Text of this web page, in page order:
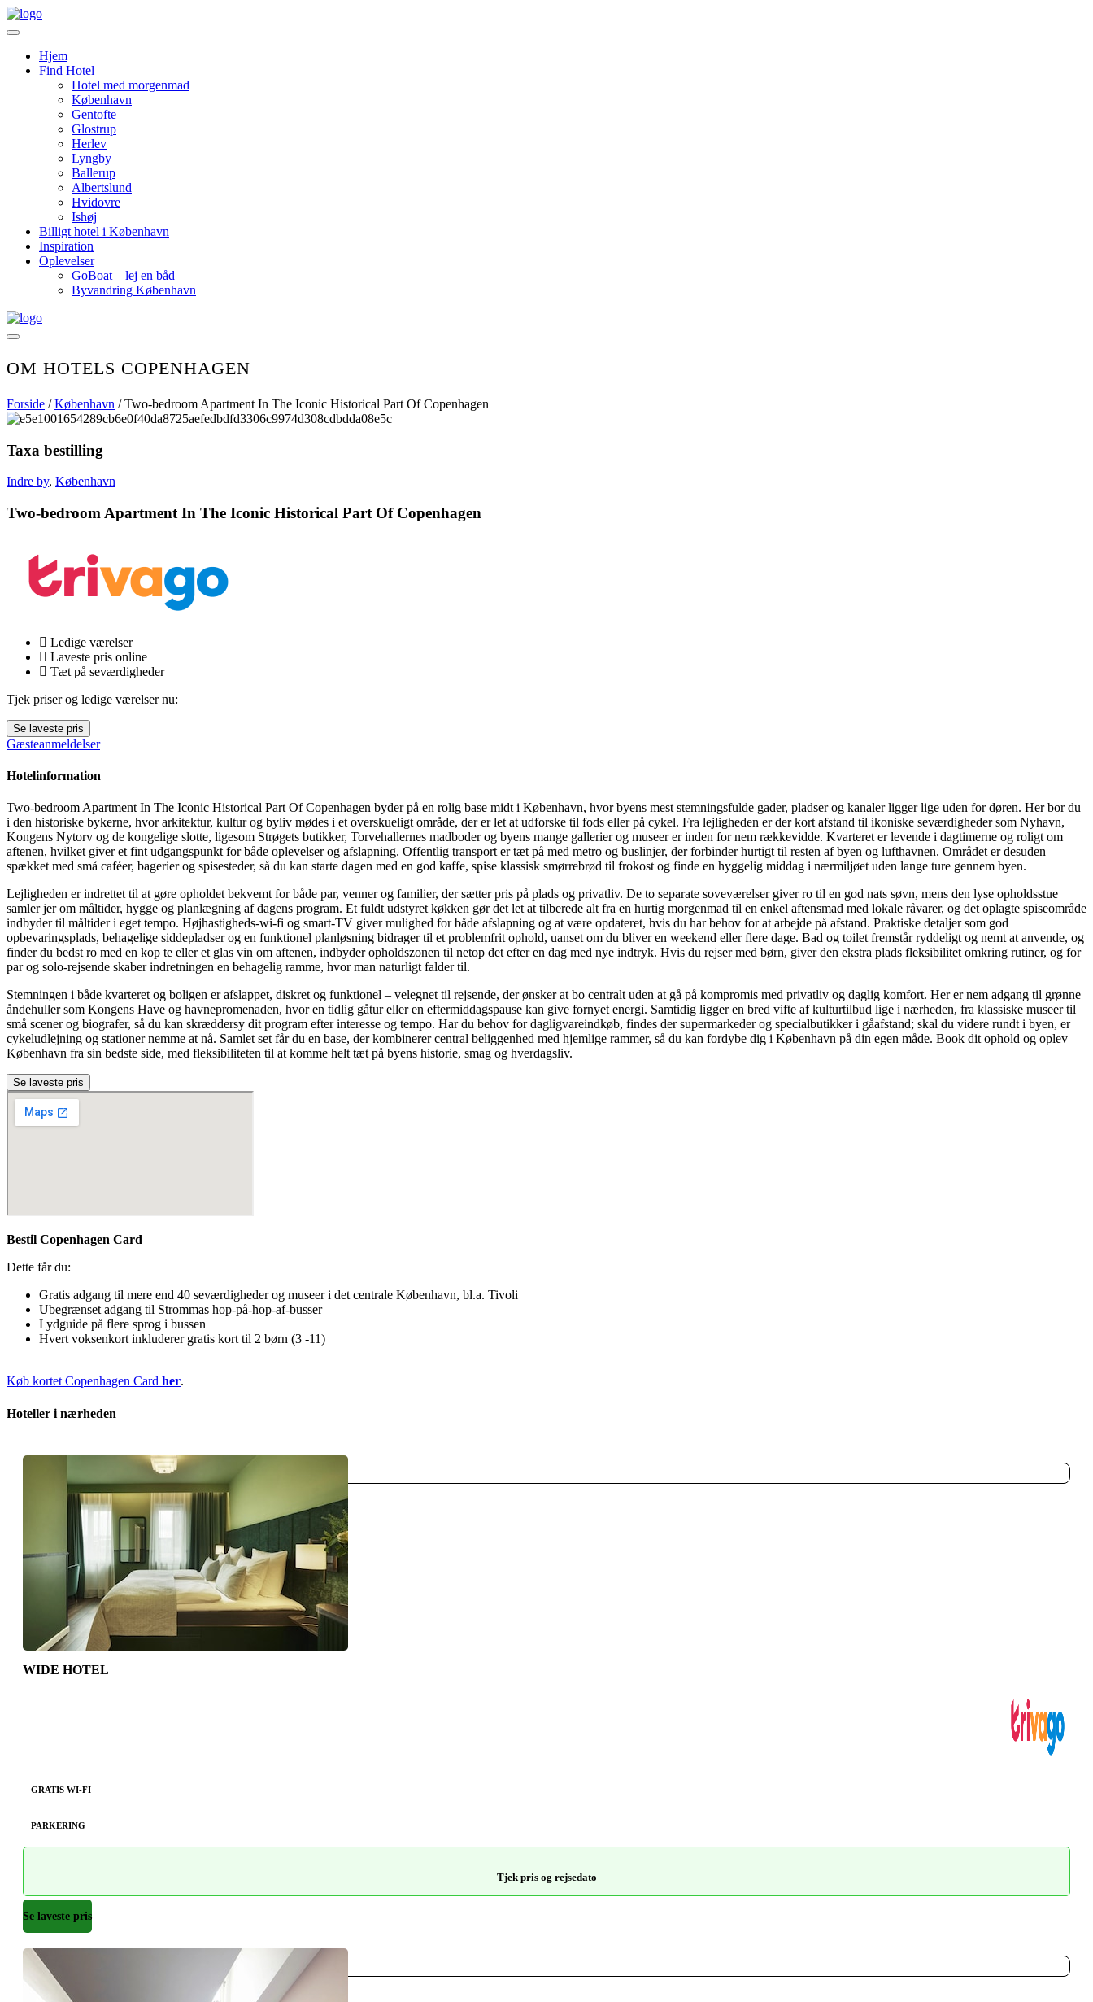
Videre
til
Hjem
Find Hotel
Hotel med morgenmad
København
Gentofte
Glostrup
Herlev
Lyngby
Ballerup
Albertslund
Hvidovre
Ishøj
Billigt hotel i København
Inspiration
Oplevelser
GoBoat – lej en båd
Byvandring København
OM HOTELS COPENHAGEN
Forside /København / Two-bedroom Apartment In The Iconic Historical Part Of Copenhagen
Taxa bestilling
Indre by, København
Two-bedroom Apartment In The Iconic Historical Part Of Copenhagen
Ledige værelser
Laveste pris online
Tæt på seværdigheder
Tjek priser og ledige værelser nu:
Se laveste pris
Gæsteanmeldelser
Hotelinformation
Two-bedroom Apartment In The Iconic Historical Part Of Copenhagen byder på en rolig base midt i København, hvor byens mest stemningsfulde gader, pladser og kanaler ligger lige uden for døren. Her bor du
i den historiske bykerne, hvor arkitektur, kultur og byliv mødes i et overskueligt område, der er let at udforske til fods eller på cykel. Fra lejligheden er der kort afstand til ikoniske seværdigheder som Nyhavn,
Kongens Nytorv og de kongelige slotte, ligesom Strøgets butikker, Torvehallernes madboder og byens mange gallerier og museer er inden for nem rækkevidde. Kvarteret er levende i dagtimerne og roligt om
aftenen, hvilket giver et fint udgangspunkt for både oplevelser og afslapning. Offentlig transport er tæt på med metro og buslinjer, der forbinder hurtigt til resten af byen og lufthavnen. Området er desuden
spækket med små caféer, bagerier og spisesteder, så du kan starte dagen med en god kaffe, spise klassisk smørrebrød til frokost og finde en hyggelig middag i nærmiljøet uden lange ture gennem byen.
Lejligheden er indrettet til at gøre opholdet bekvemt for både par, venner og familier, der sætter pris på plads og privatliv. De to separate soveværelser giver ro til en god nats søvn, mens den lyse opholdsstue
samler jer om måltider, hygge og planlægning af dagens program. Et fuldt udstyret køkken gør det let at tilberede alt fra en hurtig morgenmad til en enkel aftensmad med lokale råvarer, og det oplagte spiseområde
indbyder til måltider i eget tempo. Højhastigheds-wi-fi og smart-TV giver mulighed for både afslapning og at være opdateret, hvis du har behov for at arbejde på afstand. Praktiske detaljer som god
opbevaringsplads, behagelige siddepladser og en funktionel planløsning bidrager til et problemfrit ophold, uanset om du bliver en weekend eller flere dage. Bad og toilet fremstår ryddeligt og nemt at anvende, og
finder du bedst ro med en kop te eller et glas vin om aftenen, indbyder opholdszonen til netop det efter en dag med nye indtryk. Hvis du rejser med børn, giver den ekstra plads fleksibilitet omkring rutiner, og for
par og solo-rejsende skaber indretningen en behagelig ramme, hvor man naturligt falder til.
Stemningen i både kvarteret og boligen er afslappet, diskret og funktionel – velegnet til rejsende, der ønsker at bo centralt uden at gå på kompromis med privatliv og daglig komfort. Her er nem adgang til grønne
åndehuller som Kongens Have og havnepromenaden, hvor en tidlig gåtur eller en eftermiddagspause kan give fornyet energi. Samtidig ligger en bred vifte af kulturtilbud lige i nærheden, fra klassiske museer til
små scener og biografer, så du kan skræddersy dit program efter interesse og tempo. Har du behov for dagligvareindkøb, findes der supermarkeder og specialbutikker i gåafstand; skal du videre rundt i byen, er
cykeludlejning og stationer nemme at nå. Samlet set får du en base, der kombinerer central beliggenhed med hjemlige rammer, så du kan fordybe dig i København på din egen måde. Book dit ophold og oplev
København fra sin bedste side, med fleksibiliteten til at komme helt tæt på byens historie, smag og hverdagsliv.
Se laveste pris
Bestil Copenhagen Card
Dette får du:
Gratis adgang til mere end 40 seværdigheder og museer i det centrale København, bl.a. Tivoli
Ubegrænset adgang til Strommas hop-på-hop-af-busser
Lydguide på flere sprog i bussen
Hvert voksenkort inkluderer gratis kort til 2 børn (3 -11)
Køb kortet Copenhagen Card her.
Hoteller i nærheden
WIDE HOTEL
GRATIS WI-FI
PARKERING
Tjek pris og rejsedato
Se laveste pris
København